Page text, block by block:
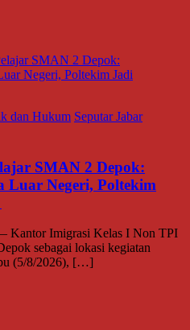
dan Hukum Seputar Jabar
SMAN 2 Depok:
Luar Negeri, Poltekim
Imigrasi Kelas I Non TPI
sebagai lokasi kegiatan
(5/8/2026), […]